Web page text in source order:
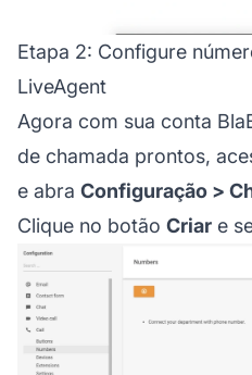
Etapa 2: Configure
LiveAgent
Agora com sua conta
de chamada prontos,
e abra Configuração >
Clique no botão Criar e